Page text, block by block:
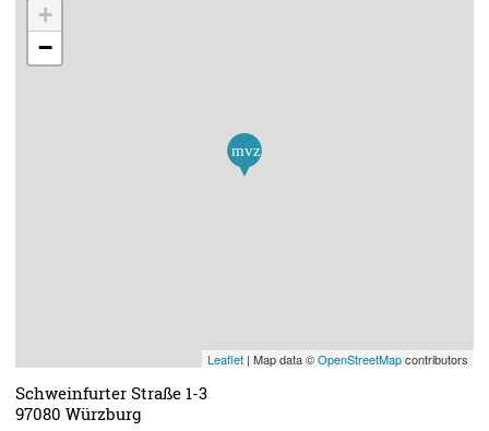
+
−
Leaflet | Map data ©OpenStreetMapcontributors
Schweinfurter Straße 1-3
97080 Würzburg